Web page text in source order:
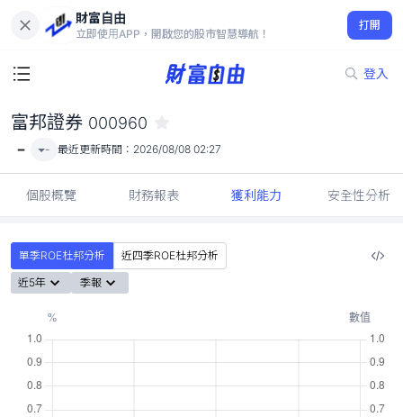
財富自由
立即使用APP，開啟您的股市智慧導航！
打開
登入
-
富邦證券 000960
- - 最近更新時間： 2026/08/08 02:27
個股概覽 財務報表 獲利能力 安全性分析
單季ROE杜邦分析
近四季ROE杜邦分析
近5年
季報